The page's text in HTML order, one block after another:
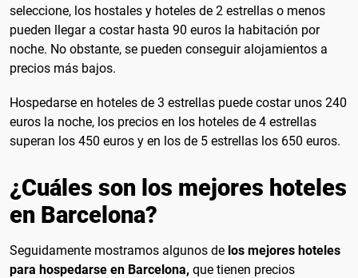
seleccione, los hostales y hoteles de 2 estrellas o menos
pueden llegar a costar hasta 90 euros la habitación por
noche. No obstante, se pueden conseguir alojamientos a
precios más bajos.
Hospedarse en hoteles de 3 estrellas puede costar unos 240
euros la noche, los precios en los hoteles de 4 estrellas
superan los 450 euros y en los de 5 estrellas los 650 euros.
¿Cuáles son los mejores hoteles
en Barcelona?
Seguidamente mostramos algunos de los mejores hoteles
para hospedarse en Barcelona, que tienen precios